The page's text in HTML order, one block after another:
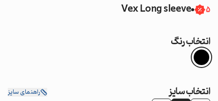
5
Vex Long sleeve
انتخاب رنگ
انتخاب سایز
راهنمای سایز